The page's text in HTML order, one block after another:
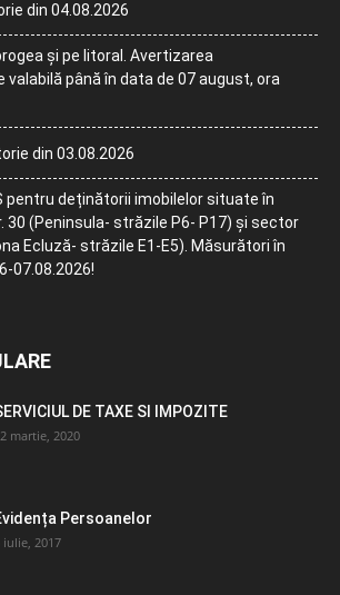
din 04.08.2026
și pe litoral. Avertizarea
până în data de 07 august, ora
din 03.08.2026
pentru deținătorii imobilelor situate în
30 (Peninsula- străzile P6- P17) și sector
Ecluză- străzile E1-E5). Măsurători în
07.08.2026!
DE TAXE SI IMPOZITE
martie, 2020
Persoanelor
iulie, 2017